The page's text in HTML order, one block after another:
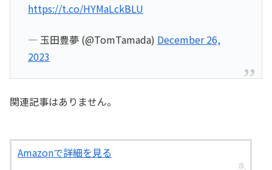
https://t.co/HYMaLckBLU
— 玉田豊夢 (@TomTamada) December 26,
2023
関連記事はありません。
Amazonで詳細を見る